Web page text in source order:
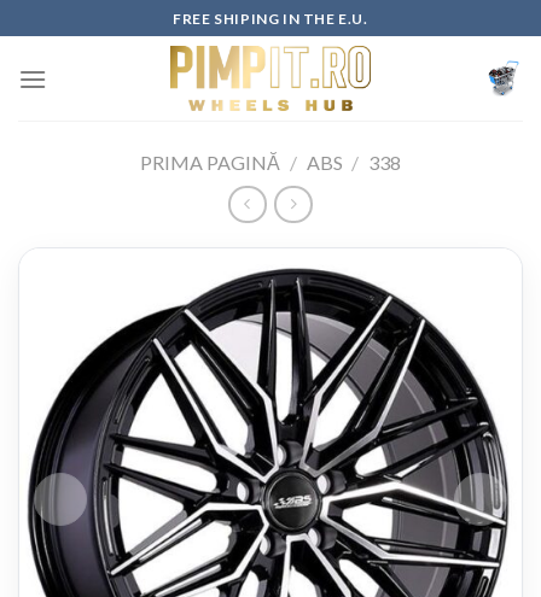
to
content
FREE SHIPING IN THE E.U.
PRIMA PAGINĂ / ABS / 338